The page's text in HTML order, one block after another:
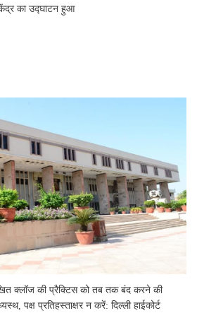
केंद्र का उद्घाटन हुआ
क्लॉज की प्रै‌क्टिस को तब तक बंद करने की
पक्ष प्रतिहस्ताक्षर न करें: दिल्ली हाईकोर्ट